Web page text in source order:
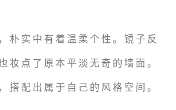
朴实中有着温柔个性。镜子反
妆点了原本平淡无奇的墙面。
搭配出属于自己的风格空间。